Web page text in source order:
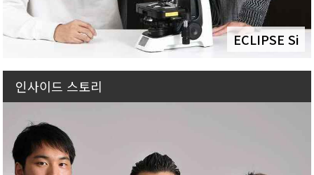
ECLIPSE Si
인사이드 스토리